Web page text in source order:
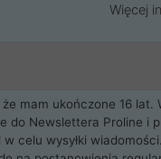
Więcej
mam ukończone 16 lat.
do Newslettera Proline i
celu wysyłki